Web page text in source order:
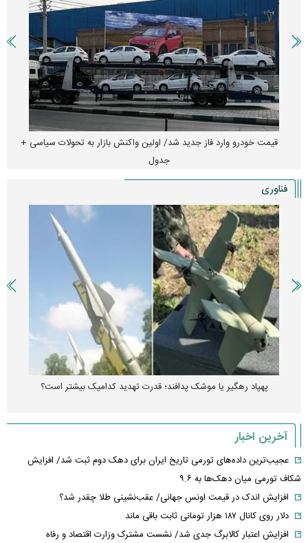
هجوم خودروسازان چینی به اروپا؛ آیا کارخانه‌های بحران‌زده نجات پیدا
می‌کنند؟
فناوری
رونمایی از پوکو M ۸ پاور با باتری ۸۰۰۰ میلی‌آمپرساعتی
آخرین اخبار
عجیب‌ترین داده‌های تورمی تاریخ ایران برای دهک دوم ثبت شد/ افزایش
شکاف تورمی میان دهک‌ها به ۹.۶
افزایش اندک در قیمت اونس جهانی/ عقب‌نشینی طلا چقدر شد؟
دلار روی کانال ۱۸۷ هزار تومانی ثابت باقی ماند
افزایش اعتبار کالابرگ جدی شد/ نشست مشترک وزارت اقتصاد و رفاه